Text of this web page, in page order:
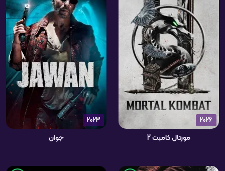
2026
مورتال کامبت 2
2023
جوان